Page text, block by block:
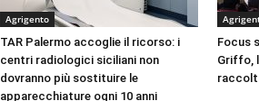
Agrigento
TAR Palermo accoglie il ricorso: i
centri radiologici siciliani non
dovranno più sostituire le
apparecchiature ogni 10 anni
Focus
Griffo,